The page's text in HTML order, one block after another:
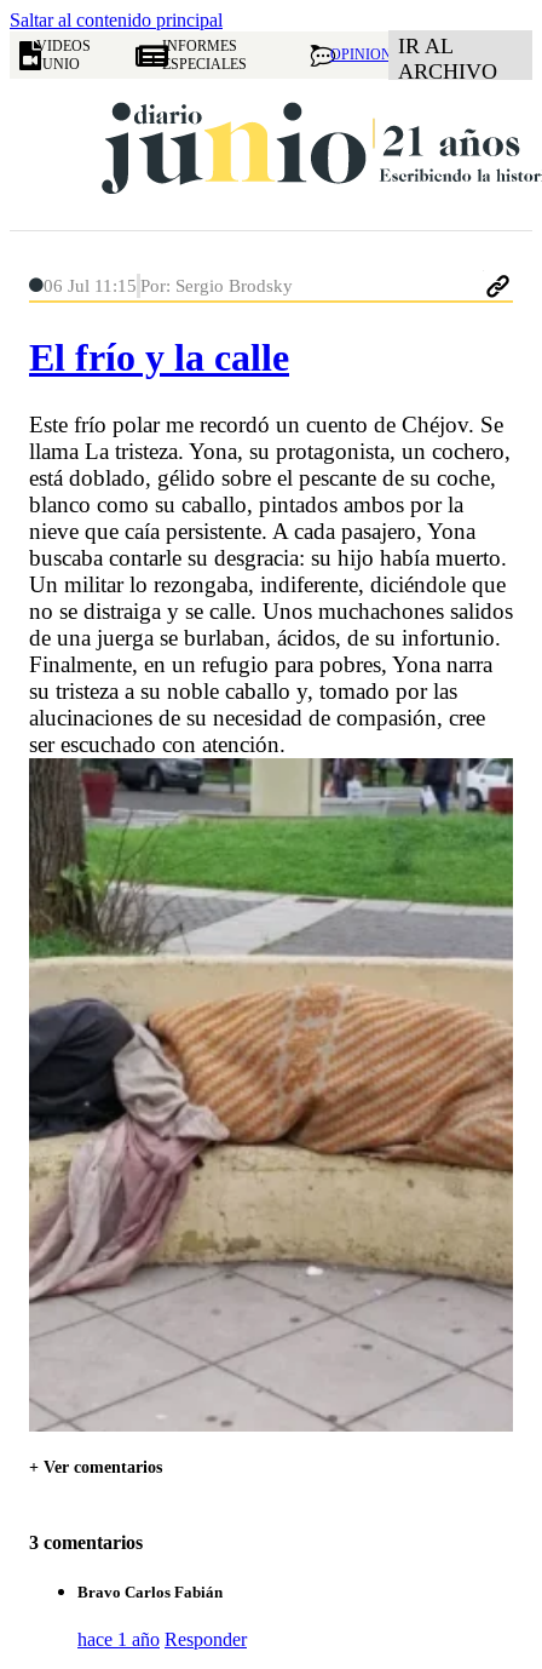
Saltar al contenido principal
VIDEOS
JUNIO
INFORMES
ESPECIALES
OPINION IR AL
ARCHIVO
06 Jul 11:15 Por: Sergio Brodsky
El frío y la calle
Este frío polar me recordó un cuento de Chéjov. Se
llama La tristeza. Yona, su protagonista, un cochero,
está doblado, gélido sobre el pescante de su coche,
blanco como su caballo, pintados ambos por la
nieve que caía persistente. A cada pasajero, Yona
buscaba contarle su desgracia: su hijo había muerto.
Un militar lo rezongaba, indiferente, diciéndole que
no se distraiga y se calle. Unos muchachones salidos
de una juerga se burlaban, ácidos, de su infortunio.
Finalmente, en un refugio para pobres, Yona narra
su tristeza a su noble caballo y, tomado por las
alucinaciones de su necesidad de compasión, cree
ser escuchado con atención.
+ Ver comentarios
3 comentarios
Bravo Carlos Fabián
hace 1 año Responder